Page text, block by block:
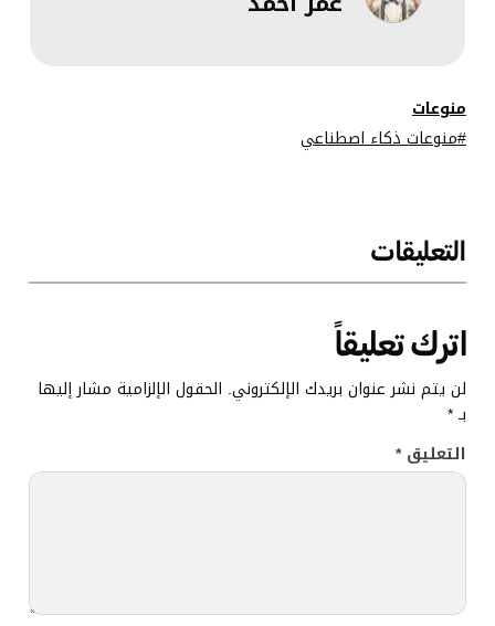
منوعات
منوعات ذكاء اصطناعي
التعليقات
اترك تعليقاً
لن يتم نشر عنوان بريدك الإلكتروني. الحقول الإلزامية مشار إليها
بـ*
التعليق*